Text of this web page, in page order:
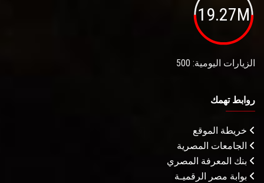
19.27M
الزيارات اليومية: 500
روابط تهمك
خريطة الموقع
الجامعات المصرية
بنك المعرفة المصري
بوابة مصر الرقميـة